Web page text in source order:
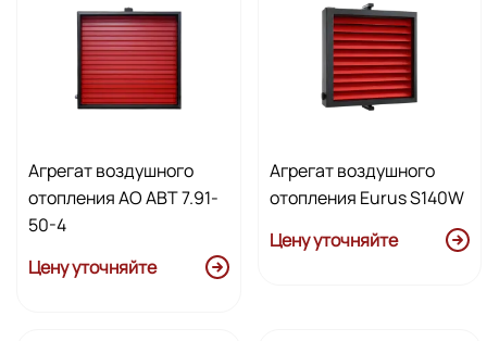
Агрегат воздушного
отопления AО АВТ 7.91-
50-4
Цену уточняйте
Агрегат воздушного
отопления Eurus S140W
Цену уточняйте